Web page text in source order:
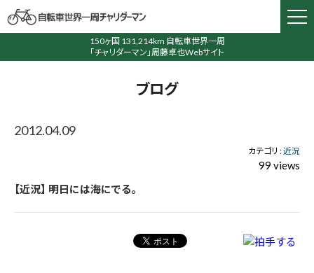
150ヶ国 131,214km 自転車世界一周
「チャリダーマン」周藤卓也Webサイト
ブログ
2012.04.09
カテゴリ :近況
99 views
【近況】 明日には海にでる。